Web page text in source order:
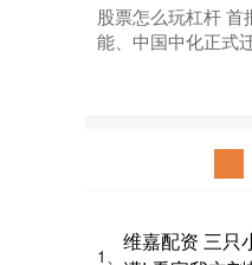
股票怎么玩杠杆
能、中国中化正式
1、
维嘉配资 三只